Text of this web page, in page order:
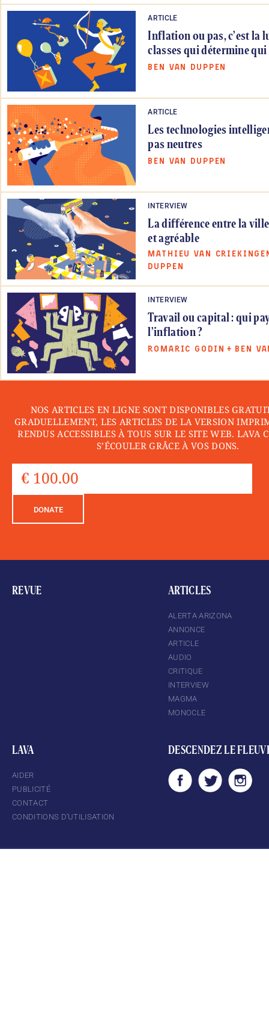
ARTICLE
Inflation ou pas, c’est la
classes qui détermine
BEN VAN DUPPEN
ARTICLE
Les technologies
pas neutres
BEN VAN DUPPEN
INTERVIEW
La différence entre la
et agréable
MATHIEU VAN
DUPPEN
INTERVIEW
Travail ou capital : qui
l’inflation ?
ROMARIC GODIN + BEN
NOS ARTICLES EN LIGNE SONT DISPONIBLES
GRADUELLEMENT, LES ARTICLES DE LA VERSION
RENDUS ACCESSIBLES À TOUS SUR LE SITE WEB. LAVA
S’ÉCOULER GRÂCE À VOS DONS.
DONATE
REVUE ARTICLES
ALERTA ARIZONA
ANNONCE
ARTICLE
AUDIO
CRITIQUE
INTERVIEW
MAGMA
MONOCLE
LAVA
AIDER
PUBLICITÉ
CONTACT
CONDITIONS D’UTILISATION
DESCENDEZ LE